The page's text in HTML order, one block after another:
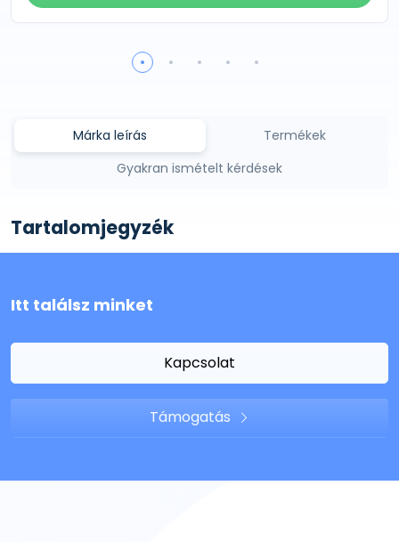
Márka leírás
Termékek
Gyakran ismételt kérdések
Tartalomjegyzék
Itt találsz minket
Kapcsolat
Támogatás